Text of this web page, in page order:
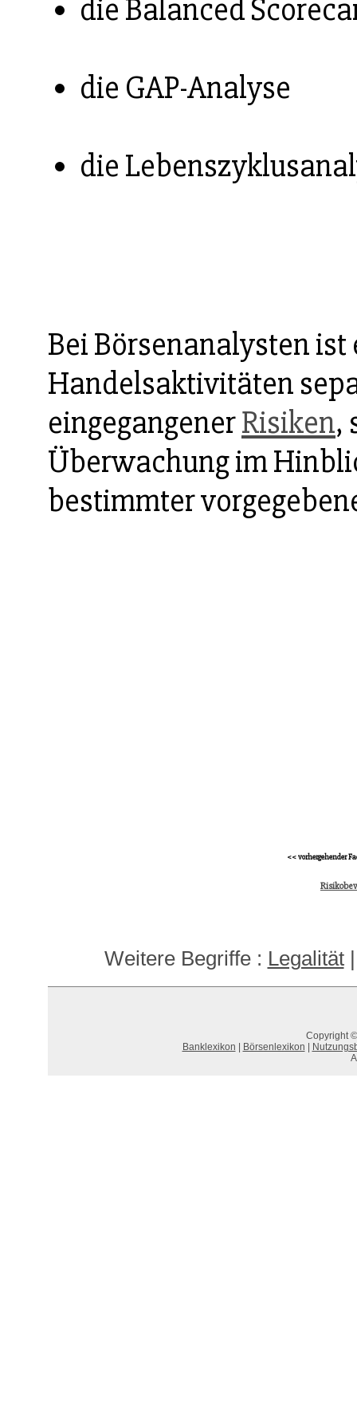
die Balanced
die GAP-Analyse
die
Bei Börsenanalysten
Handelsaktivitäten
eingegangenerRisiken,
Überwachung im
bestimmter
<< vorhergehender
Weitere Begriffe : Legalität
Copyright
Banklexikon
Börsenlexikon